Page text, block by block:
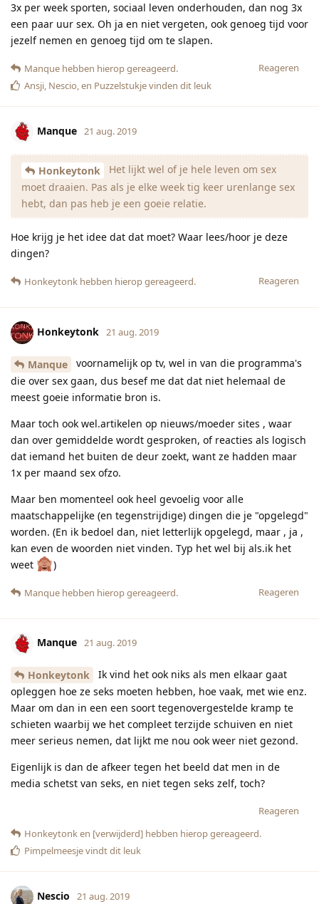
3x per week sporten, sociaal leven onderhouden, dan nog 3x
een paar uur sex. Oh ja en niet vergeten, ook genoeg tijd voor
jezelf nemen en genoeg tijd om te slapen.
Reageren
Manque hebben hierop gereageerd.
Ansji, Nescio, en Puzzelstukjevinden dit leuk
Manque 21 aug. 2019
Honkeytonk
Het lijkt wel of je hele leven om sex
moet draaien. Pas als je elke week tig keer urenlange sex
hebt, dan pas heb je een goeie relatie.
Hoe krijg je het idee dat dat moet? Waar lees/hoor je deze
dingen?
Reageren
Honkeytonk hebben hierop gereageerd.
Honkeytonk 21 aug. 2019
Manque
voornamelijk op tv, wel in van die programma's
die over sex gaan, dus besef me dat dat niet helemaal de
meest goeie informatie bron is.
Maar toch ook wel.artikelen op nieuws/moeder sites , waar
dan over gemiddelde wordt gesproken, of reacties als logisch
dat iemand het buiten de deur zoekt, want ze hadden maar
1x per maand sex ofzo.
Maar ben momenteel ook heel gevoelig voor alle
maatschappelijke (en tegenstrijdige) dingen die je "opgelegd"
worden. (En ik bedoel dan, niet letterlijk opgelegd, maar , ja ,
kan even de woorden niet vinden. Typ het wel bij als.ik het
weet
)
Reageren
Manque hebben hierop gereageerd.
Manque 21 aug. 2019
Honkeytonk
Ik vind het ook niks als men elkaar gaat
opleggen hoe ze seks moeten hebben, hoe vaak, met wie enz.
Maar om dan in een een soort tegenovergestelde kramp te
schieten waarbij we het compleet terzijde schuiven en niet
meer serieus nemen, dat lijkt me nou ook weer niet gezond.
Eigenlijk is dan de afkeer tegen het beeld dat men in de
media schetst van seks, en niet tegen seks zelf, toch?
Reageren
Honkeytonken [verwijderd] hebben hierop gereageerd.
Pimpelmeesjevindt dit leuk
Nescio 21 aug. 2019